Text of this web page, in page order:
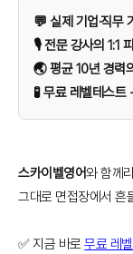
💬 실제 기업·직무
🎙️ 전문 강사의 1:1
🌏 평균 10년 경력
🧪 무료 레벨테스
스카이벨영어와 함께
그대로 면접장에서 흔
✅ 지금 바로무료 레